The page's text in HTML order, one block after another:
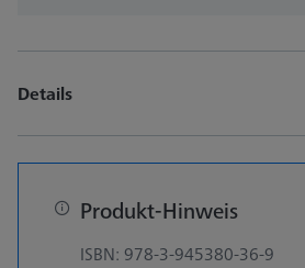
Details
Produkt-Hinweis
ISBN: 978-3-945380-36-9